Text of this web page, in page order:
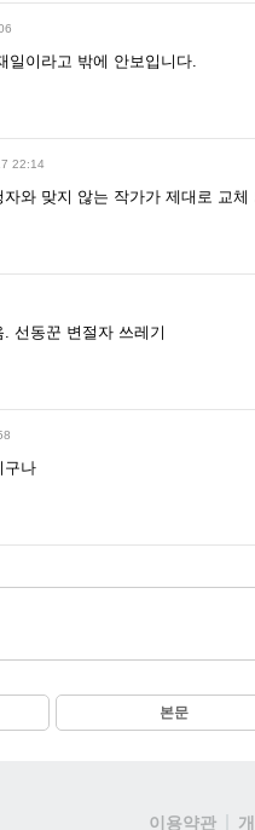
일이라고 밖에 안보입니다.
22:14
와 맞지 않는 작가가 제대로 교
선동꾼 변절자 쓰레기
구나
본문
이용약관